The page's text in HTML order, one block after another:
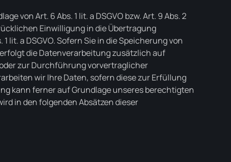
von Art. 6 Abs. 1 lit. a DSGVO bzw. Art. 9 Abs. 2
Einwilligung in die Übertragung
a DSGVO. Sofern Sie in die Speicherung von
die Datenverarbeitung zusätzlich auf
oder zur Durchführung vorvertraglicher
wir Ihre Daten, sofern diese zur Erfüllung
kann ferner auf Grundlage unseres berechtigten
in den folgenden Absätzen dieser